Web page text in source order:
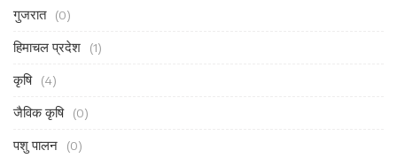
गुजरात (0)
हिमाचल प्रदेश (1)
कृषि (4)
जैविक कृषि (0)
पशु पालन (0)